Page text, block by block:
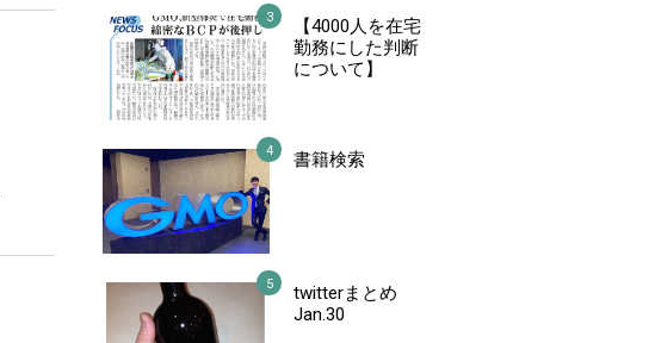
【4000人を在宅
勤務にした判断
について】
書籍検索
twitterまとめ
Jan.30